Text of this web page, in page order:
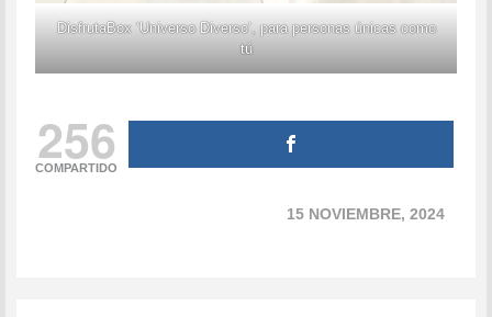
DisfrutaBox ‘Universo Diverso’, para personas únicas como
tú
256
COMPARTIDO
15 NOVIEMBRE, 2024